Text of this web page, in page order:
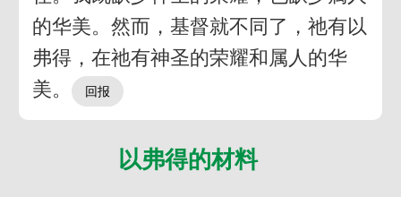
的华美。然而，基督就不同了，祂有以
弗得，在祂有神圣的荣耀和属人的华
美。
以弗得的材料